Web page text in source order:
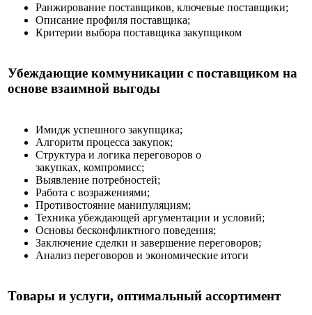
Ранжирование поставщиков, ключевые поставщики;
Описание профиля поставщика;
Критерии выбора поставщика закупщиком
Убеждающие коммуникации с поставщиком на
основе взаимной выгоды
Имидж успешного закупщика;
Алгоритм процесса закупок;
Структура и логика переговоров о
закупках, компромисс;
Выявление потребностей;
Работа с возражениями;
Противостояние манипуляциям;
Техника убеждающей аргументации и условий;
Основы бесконфликтного поведения;
Заключение сделки и завершение переговоров;
Анализ переговоров и экономические итоги
Товары и услуги, оптимальный ассортимент